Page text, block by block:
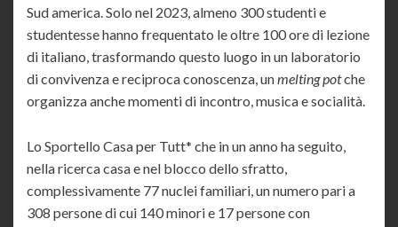
Sud america. Solo nel 2023, almeno 300 studenti e
studentesse hanno frequentato le oltre 100 ore di lezione
di italiano, trasformando questo luogo in un laboratorio
di convivenza e reciproca conoscenza, unmelting potche
organizza anche momenti di incontro, musica e socialità.
Lo Sportello Casa per Tutt* che in un anno ha seguito,
nella ricerca casa e nel blocco dello sfratto,
complessivamente 77 nuclei familiari, un numero pari a
308 persone di cui 140 minori e 17 persone con